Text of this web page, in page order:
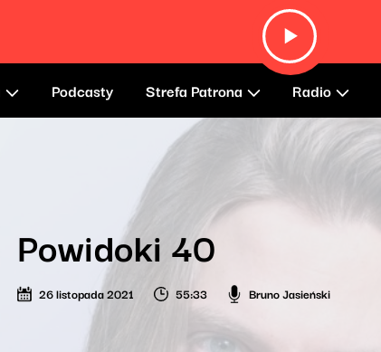
Podcasty Strefa Patrona Radio
Powidoki 40
26 listopada 2021 55:33 Bruno Jasieński